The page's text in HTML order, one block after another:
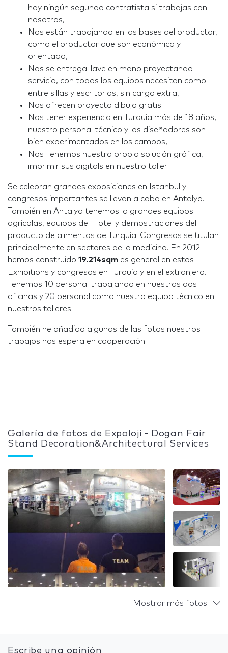
hay ningún segundo contratista si trabajas con
nosotros,
Nos están trabajando en las bases del productor,
como el productor que son económica y
orientado,
Nos se entrega llave en mano proyectando
servicio, con todos los equipos necesitan como
entre sillas y escritorios, sin cargo extra,
Nos ofrecen proyecto dibujo gratis
Nos tener experiencia en Turquía más de 18 años,
nuestro personal técnico y los diseñadores son
bien experimentados en los campos,
Nos Tenemos nuestra propia solución gráfica,
imprimir sus digitals en nuestro taller
Se celebran grandes exposiciones en Istanbul y
congresos importantes se llevan a cabo en Antalya.
También en Antalya tenemos la grandes equipos
agrícolas, equipos del Hotel y demostraciones del
producto de alimentos de Turquía. Congresos se titulan
principalmente en sectores de la medicina. En 2012
hemos construido 19.214sqm es general en estos
Exhibitions y congresos en Turquía y en el extranjero.
Tenemos 10 personal trabajando en nuestras dos
oficinas y 20 personal como nuestro equipo técnico en
nuestros talleres.
También he añadido algunas de las fotos nuestros
trabajos nos espera en cooperación.
Galería de fotos de Expoloji - Dogan Fair
Stand Decoration&Architectural Services
Mostrar más fotos
Escribe una opinión